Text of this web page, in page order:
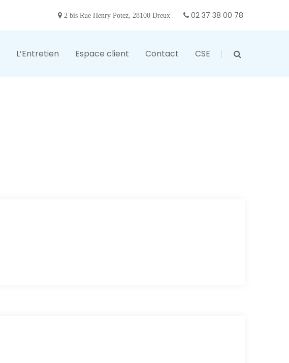
2 bis Rue Henry Potez, 28100 Dreux 02 37 38 00 78
L’Entretien Espace client Contact CSE